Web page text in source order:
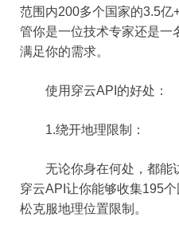
范围内200多个国家的3.5亿
管你是一位技术专家还是一
满足你的需求。
使用穿云API的好处：
1.绕开地理限制：
无论你身在何处，都能访
穿云API让你能够收集195
松克服地理位置限制。